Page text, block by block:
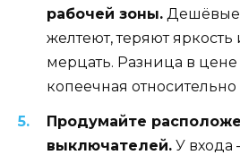
рабочей зоны. Дешёвые
желтеют, теряют
мерцать. Разница в
копеечная относительно
Продумайте
выключателей. У входа